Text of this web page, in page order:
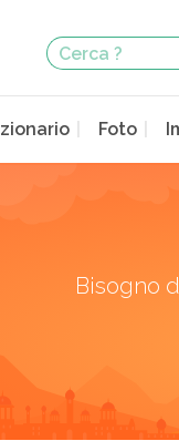
Foto
Bisogno